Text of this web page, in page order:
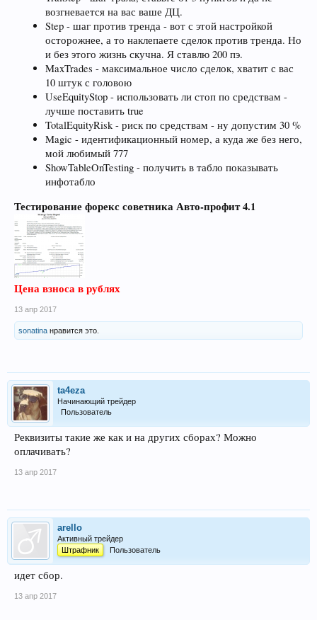
возгневается на вас ваше ДЦ.
Step - шаг против тренда - вот с этой настройкой
осторожнее, а то наклепаете сделок против тренда. Но
и без этого жизнь скучна. Я ставлю 200 пэ.
MaxTrades - максимальное число сделок, хватит с вас
10 штук с головою
UseEquityStop - использовать ли стоп по средствам -
лучше поставить true
TotalEquityRisk - риск по средствам - ну допустим 30 %
Magic - идентификационный номер, а куда же без него,
мой любимый 777
ShowTableOnTesting - получить в табло показывать
инфотабло
Тестирование форекс советника Авто-профит 4.1
Цена взноса в рублях
13 апр 2017
sonatina нравится это.
ta4eza
Начинающий трейдер
Пользователь
Реквизиты такие же как и на других сборах? Можно
оплачивать?
13 апр 2017
arello
Активный трейдер
Штрафник
Пользователь
идет сбор.
13 апр 2017